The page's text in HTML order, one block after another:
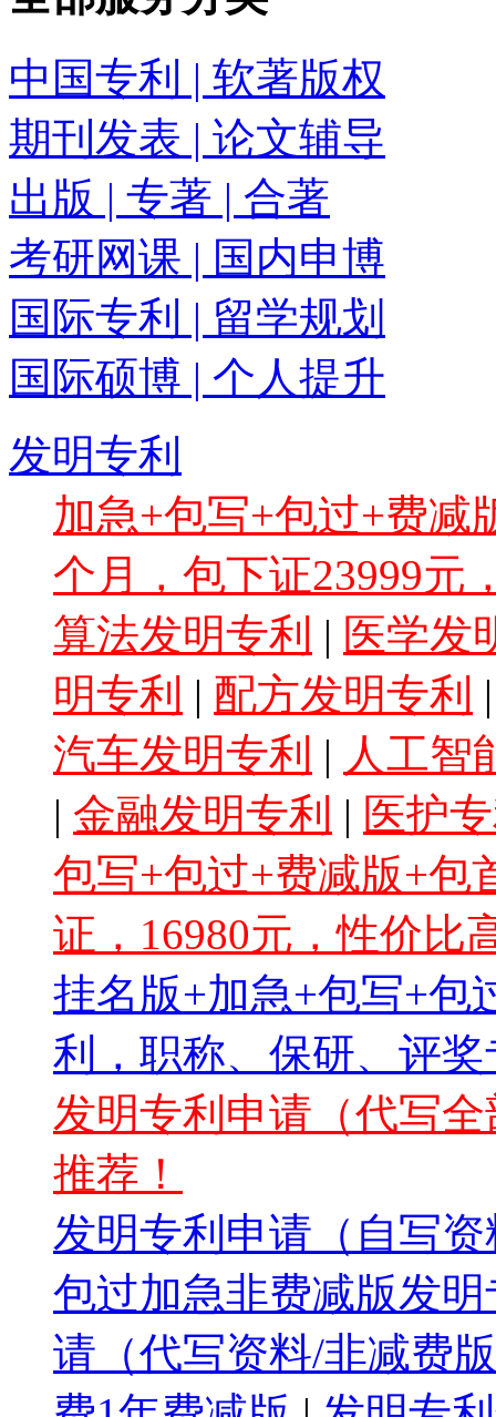
中国专利 | 软著版权
期刊发表 | 论文辅导
出版 | 专著 | 合著
考研网课 | 国内申博
国际专利 | 留学规划
国际硕博 | 个人提升
发明专利
加急+包写+包过+费减
个月，包下证23999元
算法发明专利 | 医学发
明专利 | 配方发明专利
汽车发明专利 | 人工智
| 金融发明专利 | 医护
包写+包过+费减版+包
证，16980元，性价比
挂名版+加急+包写+包
利，职称、保研、评
发明专利申请（代写
推荐！
发明专利申请（自写
包过加急非费减版发
请（代写资料/非减费